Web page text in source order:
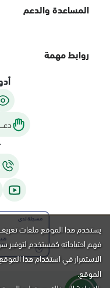
المساعدة والدعم
روابط مهمة
يستخدم هذا الموقع ملفات
فهم احتياجاته كمستخدم
الاستمرار في استخدام هذا
الموقع.